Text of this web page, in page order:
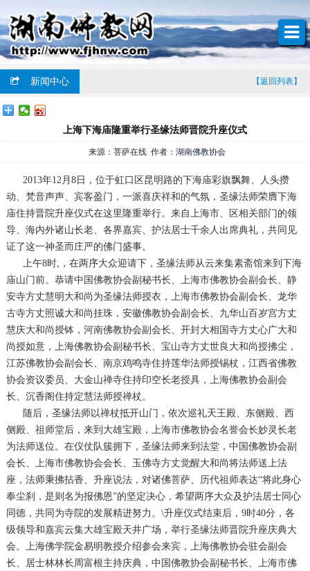
新闻中心 【返回列表】
上海下海庙隆重举行圣缘法师晋院升座仪式
来源：菩萨在线 作者：湖南佛教协会
2013年12月8日，位于虹口区昆明路的下海庙彩旗飘舞、人头攒
动、梵音声声、宾客盈门，一派喜庆祥和的气氛，圣缘法师荣膺下海
庙住持晋院升座仪式在这里隆重举行。来自上海市、区相关部门的领
导、海内外诸山长老、各界嘉宾、护法居士千余人出席典礼，共同见
证了这一神圣而庄严的佛门盛事。
上午8时,，在两序大众迎请下，圣缘法师从云来集素斋馆来到下海
庙山门前。恭请中国佛教协会副秘书长、上海市佛教协会副会长、静
安寺方丈慧明大和尚为圣缘法师授衣，上海市佛教协会副会长、龙华
古寺方丈照诚大和尚挂珠，安徽佛教协会副会长、九华山百岁宫方丈
慧庆大和尚授钵，河南佛教协会副会长、开封大相国寺方丈心广大和
尚授如意，上海佛教协会副秘书长、宝山寺方丈世良大和尚授拂尘，
江苏佛教协会副会长、南京鸡鸣寺住持莲华法师授锡杖，江西省佛教
协会资议委员、大金山禅寺住持印空长老授具，上海佛教协会副会
长、沉香阁住持定慧法师授禅杖。
随后，圣缘法师以禅杖抵开山门，依次巡礼天王殿、东侧殿、西
侧殿、祖师堂后，来到大雄宝殿，上海市佛教协会名誉会长妙灵长老
为法师送位。在仪仗队簇拥下，圣缘法师来到法堂，中国佛教协会副
会长、上海市佛教协会会长、玉佛寺方丈觉醒大和尚将法师送上法
座，法师秉拂拈香、升座说法，对诸佛菩萨、历代祖师表达“将此身心
奉尘刹，是则名为报佛恩”的坚定决心，希望两序大众及护法居士同心
同德，共同为寺院的发展精进努力。\升座仪式结束后，9时40分，各
级领导和嘉宾云集大雄宝殿天井广场，举行圣缘法师晋院升座庆典大
会。上海佛学院金易明教授介绍参会来宾，上海佛教协会驻会副会
长、居士林林长周富根主持庆典，中国佛教协会副秘书长、上海市佛